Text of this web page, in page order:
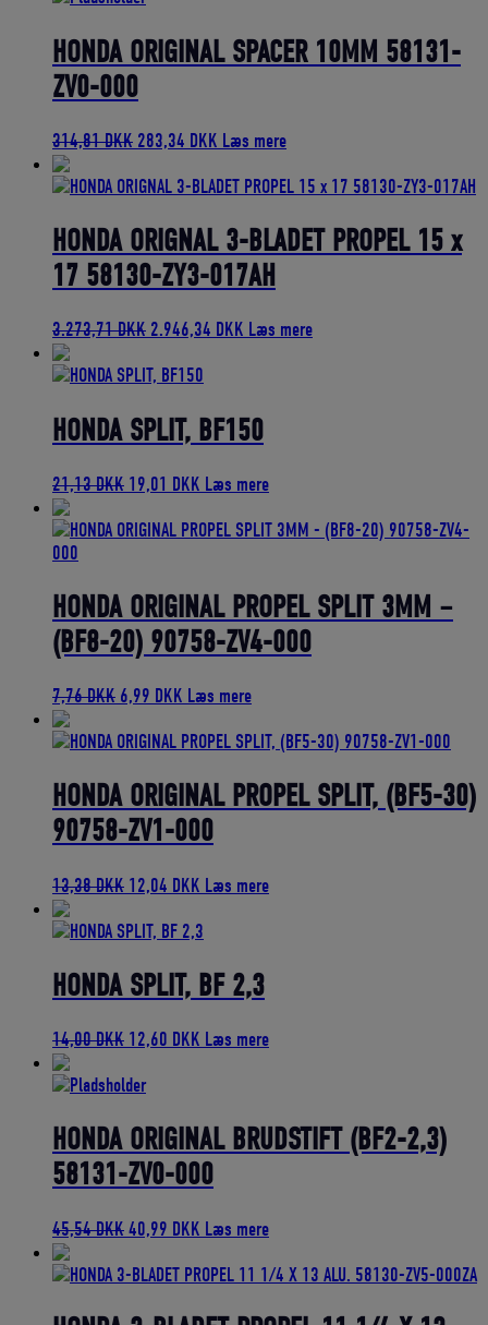
HONDA ORIGINAL SPACER 10MM 58131-
ZV0-000
314,81DKK Den
pris
314,81 DKK.
283,34 DKK Den
pris
283,34 DKK.
Læs mere
HONDA ORIGNAL 3-BLADET PROPEL 15 x
17 58130-ZY3-017AH
3.273,71DKK Den
pris
3.273,71 DKK.
2.946,34 DKK Den
2.946,34 DKK.
Læs mere
HONDA SPLIT, BF150
21,13DKK Den
pris
19,01 DKK Den
pris
Læs mere
HONDA ORIGINAL PROPEL SPLIT 3MM –
(BF8-20) 90758-ZV4-000
7,76DKK Den
pris
7,76 DKK.
6,99 DKK Den
pris
6,99 DKK.
Læs mere
HONDA ORIGINAL PROPEL SPLIT, (BF5-30)
90758-ZV1-000
13,38DKK Den
pris
13,38 DKK.
12,04 DKK Den
pris
12,04 DKK.
Læs mere
HONDA SPLIT, BF 2,3
14,00DKK Den
pris
14,00 DKK.
12,60 DKK Den
12,60 DKK.
Læs mere
HONDA ORIGINAL BRUDSTIFT (BF2-2,3)
58131-ZV0-000
45,54DKKDen
pris
45,54 DKK.
40,99 DKK Den
pris
40,99 DKK.
Læs mere